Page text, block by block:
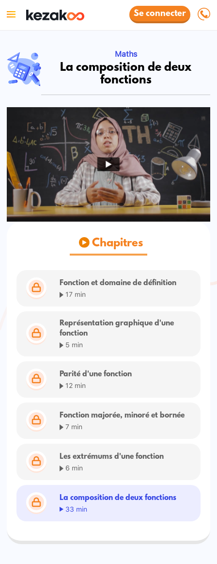
Se connecter
Maths
La composition de deux
fonctions
Chapitres
Fonction et domaine de définition
17 min
Représentation graphique d'une
fonction
5 min
Parité d'une fonction
12 min
Fonction majorée, minoré et bornée
7 min
Les extrémums d'une fonction
6 min
La composition de deux fonctions
33 min